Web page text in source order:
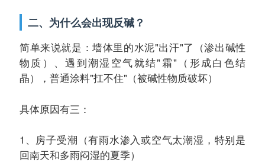
二、为什么会出现反碱？
简单来说就是：墙体里的水泥"出汗"了（渗出碱性
物质）、遇到潮湿空气就结"霜"（形成白色结
晶）， 普通涂料"扛不住"（被碱性物质破坏）
具体原因有三：
1、房子受潮（有雨水渗入或空气太潮湿，特别是
回南天和多雨闷湿的夏季）